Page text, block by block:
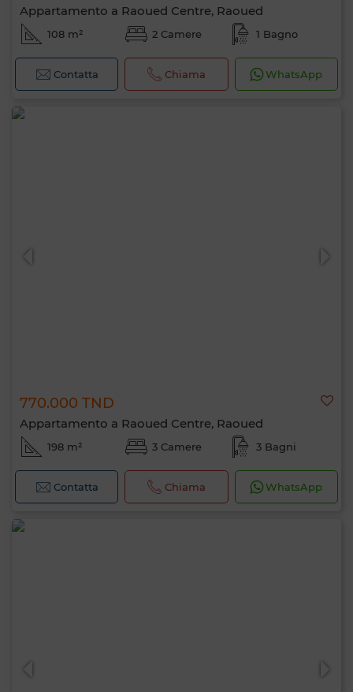
Appartamento a Raoued Centre, Raoued
108 m² 2 Camere 1 Bagno
Contatta Chiama WhatsApp
770.000 TND
Appartamento a Raoued Centre, Raoued
198 m² 3 Camere 3 Bagni
Contatta Chiama WhatsApp